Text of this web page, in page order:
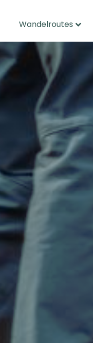
Wandelroutes